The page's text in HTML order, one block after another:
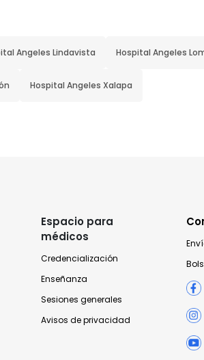
Angeles Lindavista Hospital Angeles
Hospital Angeles Xalapa
Espacio para
médicos
Credencialización
Enseñanza
Sesiones generales
Avisos de privacidad